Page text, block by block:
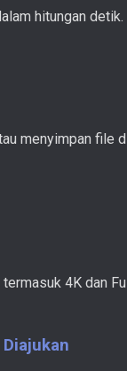
hitungan detik.
menyimpan file
4K dan